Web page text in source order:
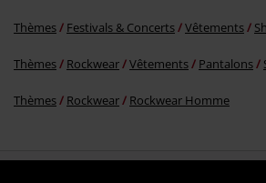
Thèmes Festivals & Concerts Vêtements
Thèmes Rockwear Vêtements Pantalons
Thèmes Rockwear Rockwear Homme